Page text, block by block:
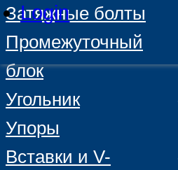
Login
Затяжные болты
Промежуточный
блок
Угольник
Упоры
Вставки и V-